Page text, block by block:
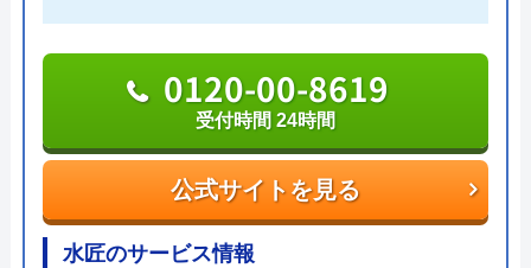
公式サイトを見る
0120-041-904
Benryの基本情報
運営会社 株式会社ベンリーコーポレーション
公式サイトを見る
0120-00-8619
受付時間 24時間
水匠のサービス情報